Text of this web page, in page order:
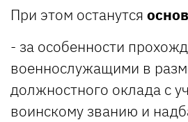
При этом останутся
- за особенности
военнослужащими в
должностного оклада с
воинскому званию и